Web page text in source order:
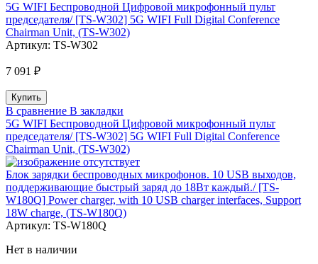
5G WIFI Беспроводной Цифровой микрофонный пульт
председателя/ [TS-W302] 5G WIFI Full Digital Conference
Chairman Unit, (TS-W302)
Артикул: TS-W302
7 091 ₽
В сравнение В закладки
5G WIFI Беспроводной Цифровой микрофонный пульт
председателя/ [TS-W302] 5G WIFI Full Digital Conference
Chairman Unit, (TS-W302)
Блок зарядки беспроводных микрофонов. 10 USB выходов,
поддерживающие быстрый заряд до 18Вт каждый./ [TS-
W180Q] Power charger, with 10 USB charger interfaces, Support
18W charge, (TS-W180Q)
Артикул: TS-W180Q
Нет в наличии